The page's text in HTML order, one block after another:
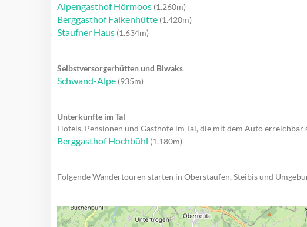
Alpengasthof Hörmoos (1.260m)
Berggasthof Falkenhütte (1.420m)
Staufner Haus (1.634m)
Selbstversorgerhütten und Biwaks
Schwand-Alpe (935m)
Unterkünfte im Tal
Hotels, Pensionen und Gasthöfe im Tal, die mit dem Auto erreichbar
Berggasthof Hochbühl (1.180m)
Folgende Wandertouren starten in Oberstaufen, Steibis und